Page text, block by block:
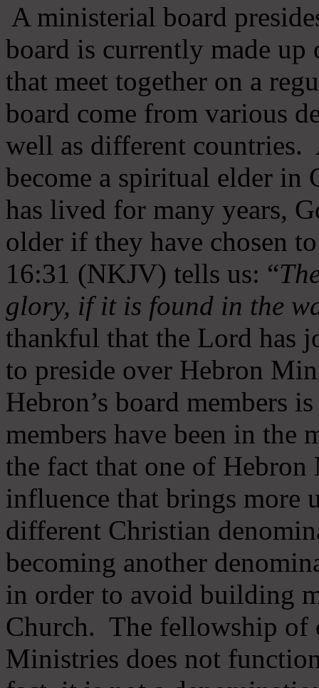
A ministerial board
board is currently made
that meet together on a
board come from various
well as different countries.
become a spiritual elder in
has lived for many years,
older if they have chosen
16:31 (NKJV) tells us: “
glory, if it is found in the
thankful that the Lord has
to preside over Hebron
Hebron’s board members
members have been in
the fact that one of
influence that brings more
different Christian
becoming another
in order to avoid building
Church. The fellowship of
Ministries does not